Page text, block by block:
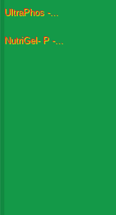
NutriGel- P -...